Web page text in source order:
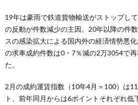
19年は豪雨で鉄道貨物輸送がストップし
の反動が件数減少の主因。20年以降の件
スの感染拡大による国内外の経済情勢悪
の求車成約件数は0・7％減の2万3054で
た。
2月の成約運賃指数（10年4月＝100）は
ト、前年同月からは6ポイントそれぞれ低